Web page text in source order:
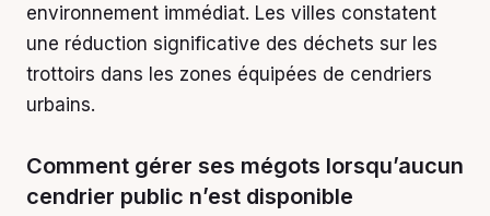
environnement immédiat. Les villes constatent
une réduction significative des déchets sur les
trottoirs dans les zones équipées de cendriers
urbains.
Comment gérer ses mégots lorsqu’aucun
cendrier public n’est disponible